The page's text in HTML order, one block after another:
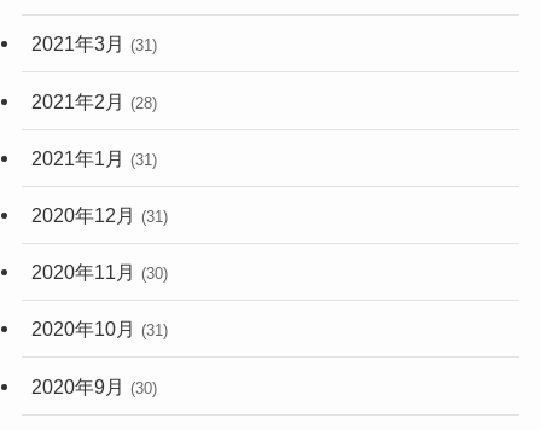
2021年3月 (31)
2021年2月 (28)
2021年1月 (31)
2020年12月 (31)
2020年11月 (30)
2020年10月 (31)
2020年9月 (30)